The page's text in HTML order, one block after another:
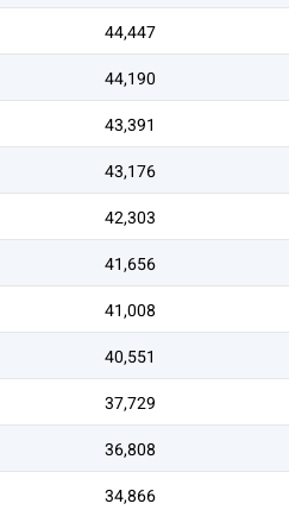
44,447
44,190
43,391
43,176
42,303
41,656
41,008
40,551
37,729
36,808
34,866